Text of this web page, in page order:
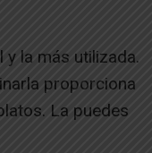
y la más utilizada.
proporciona
La puedes